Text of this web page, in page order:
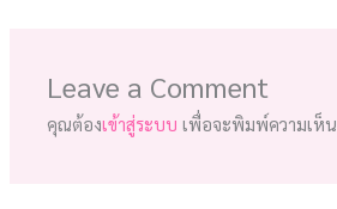
Leave a Comment
คุณต้องเข้าสู่ระบบ เพื่อจะพิมพ์ความเห็น